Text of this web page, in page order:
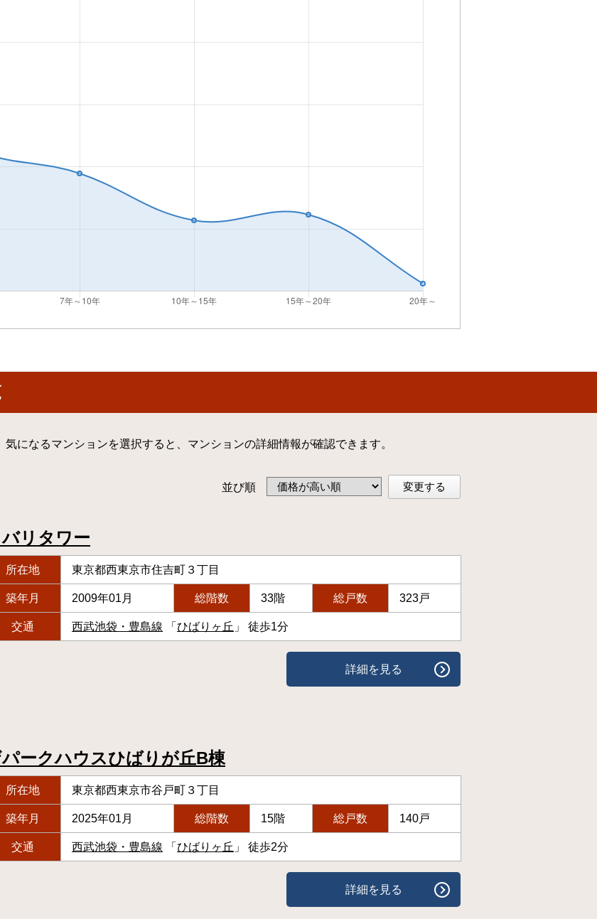
になるマンションを選択すると、マンションの詳細情報が確認できます。
並び順 変更する
バリタワー
所在地 東京都西東京市住吉町３丁目
築年月 2009年01月 総階数 33階 総戸数 323戸
交通 西武池袋・豊島線 「 ひばりヶ丘 」 徒歩1分
詳細を見る
ークハウスひばりが丘B棟
所在地 東京都西東京市谷戸町３丁目
築年月 2025年01月 総階数 15階 総戸数 140戸
交通 西武池袋・豊島線 「 ひばりヶ丘 」 徒歩2分
詳細を見る